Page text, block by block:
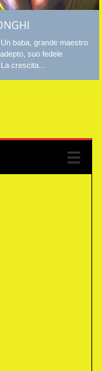
Un baba, grande maestro
suo fedele
crescita...